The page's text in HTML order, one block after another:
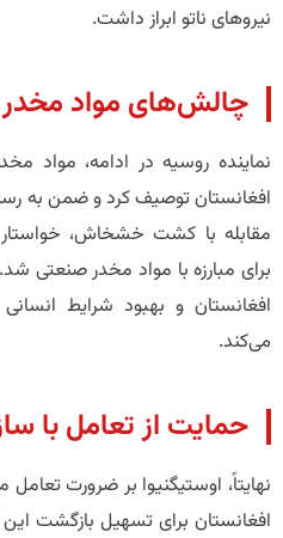
نیروهای ناتو ابراز داشت.
چالش‌های مواد
نماینده روسیه در ادامه، مواد
افغانستان توصیف کرد و ضمن به
مقابله با کشت خشخاش، خواستار
برای مبارزه با مواد مخدر صنعتی
افغانستان و بهبود شرایط
می‌کند.
حمایت از تعامل با
نهایتاً، اوستیگنیوا بر ضرورت
افغانستان برای تسهیل بازگشت